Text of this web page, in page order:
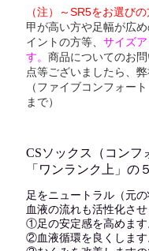
（注）～SR5をお選びの
甲が高い方や足幅が広
イントの方等、サイズ
す。商品についてのお
点等ございましたら、
（ファイブコンフォ
まで）
CSソックス（コンフ
「ワンランク上」の
足をニュートラル（元
血液の流れも活性化させ
①足の安定感を高めます
②血液循環を良くします